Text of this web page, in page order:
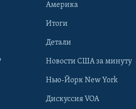
Америка
Итоги
Детали
Новости США за минуту
Нью-Йорк New York
Дискуссия VOA